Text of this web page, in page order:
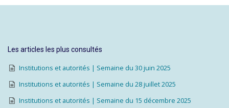
Les articles les plus consultés
Institutions et autorités | Semaine du 30 juin 2025
Institutions et autorités | Semaine du 28 juillet 2025
Institutions et autorités | Semaine du 15 décembre 2025